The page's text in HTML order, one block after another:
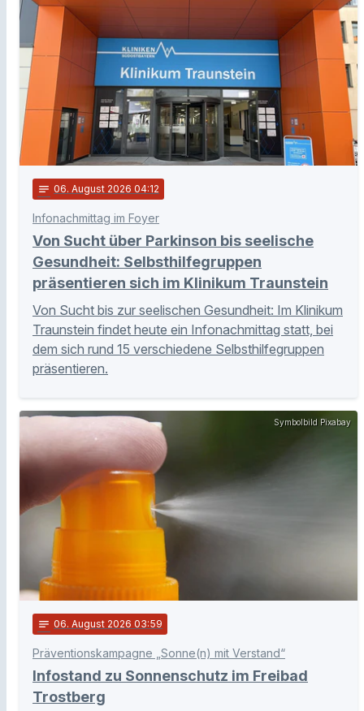
notes 06. August 2026 04:12
Infonachmittag im Foyer
Von Sucht über Parkinson bis seelische
Gesundheit: Selbsthilfegruppen
präsentieren sich im Klinikum Traunstein
Von Sucht bis zur seelischen Gesundheit: Im Klinikum
Traunstein findet heute ein Infonachmittag statt, bei
dem sich rund 15 verschiedene Selbsthilfegruppen
präsentieren.
Symbolbild Pixabay
notes 06. August 2026 03:59
Präventionskampagne „Sonne(n) mit Verstand“
Infostand zu Sonnenschutz im Freibad
Trostberg